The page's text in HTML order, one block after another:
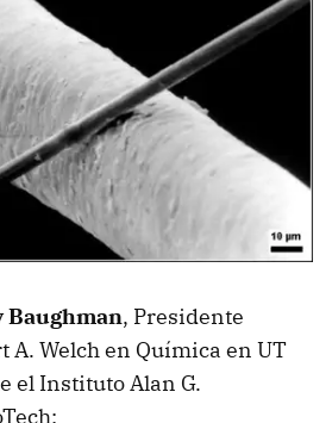
Baughman, Presidente
A. Welch en Química en UT
el Instituto Alan G.